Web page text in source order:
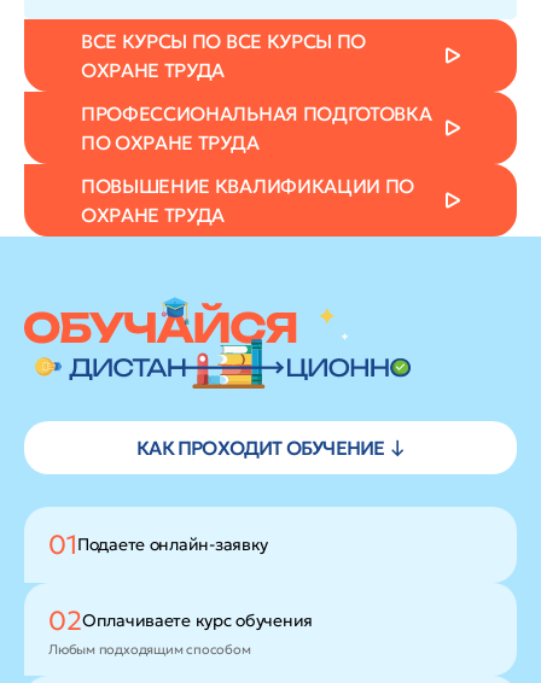
ВСЕ КУРСЫ ПО ВСЕ КУРСЫ ПО
ОХРАНЕ ТРУДА
ПРОФЕССИОНАЛЬНАЯ ПОДГОТОВКА
ПО ОХРАНЕ ТРУДА
ПОВЫШЕНИЕ КВАЛИФИКАЦИИ ПО
ОХРАНЕ ТРУДА
КАК ПРОХОДИТ ОБУЧЕНИЕ ↓
01Подаете онлайн-заявку
02Оплачиваете курс обучения
Любым подходящим способом